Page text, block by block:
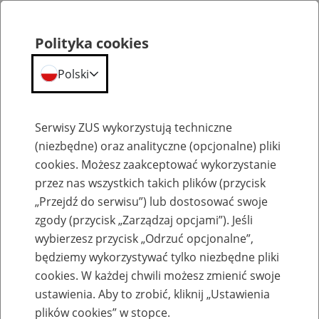
Szkolenia
Zaproś ZUS do siebie: Aktywni 50+
Polityka cookies
Polski
Serwisy ZUS wykorzystują techniczne
(niezbędne) oraz analityczne (opcjonalne) pliki
cookies. Możesz zaakceptować wykorzystanie
przez nas wszystkich takich plików (przycisk
„Przejdź do serwisu”) lub dostosować swoje
zgody (przycisk „Zarządzaj opcjami”). Jeśli
wybierzesz przycisk „Odrzuć opcjonalne”,
będziemy wykorzystywać tylko niezbędne pliki
cookies. W każdej chwili możesz zmienić swoje
ustawienia. Aby to zrobić, kliknij „Ustawienia
plików cookies” w stopce.